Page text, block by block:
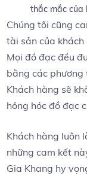
thắc mắc của
Chúng tôi cũng‌
tài‌ sản của
Mọi đồ ‌đạc đều
bằng các phương⁣
Khách hàng sẽ
hỏng hóc đồ⁤ đạc‌
Khách hàng luôn
⁢những cam kết
Gia Khang hy